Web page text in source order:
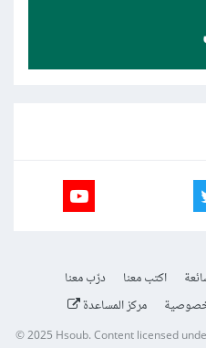
اكتب معنا
درّب معنا
مركز المساعدة
© 2025Hsoub.Content licensed